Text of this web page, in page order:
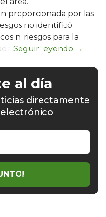
proporcionada por las
no identificó
ni riesgos para la
al día
directamente